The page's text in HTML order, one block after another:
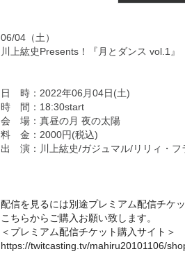
06/04（土）
川上紘史Presents！『月とダンス vol.1』
日 時：2022年06月04日(土)
時 間：18:30start
会 場：真昼の月 夜の太陽
料 金：2000円(税込)
出 演：川上紘史/ガジュマル/リリィ・フ
配信を見るには別途プレミアム配信チケッ
こちらからご購入お願い致します。
＜プレミアム配信チケット購入サイト＞
https://twitcasting.tv/mahiru20101106/